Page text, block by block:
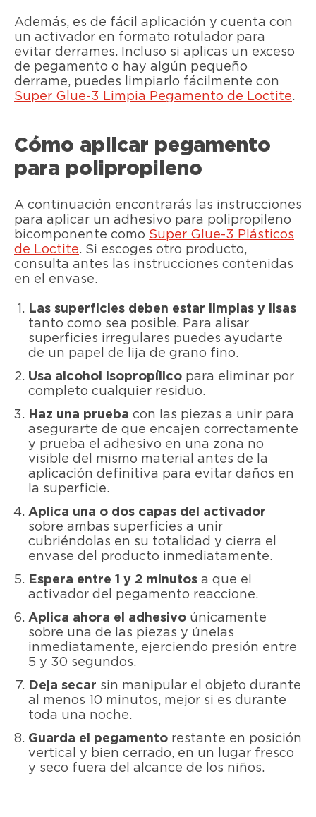
Además, es de fácil aplicación y cuenta con
un activador en formato rotulador para
evitar derrames. Incluso si aplicas un exceso
de pegamento o hay algún pequeño
derrame, puedes limpiarlo fácilmente con
Super Glue-3 Limpia Pegamento de Loctite.
Cómo aplicar pegamento
para polipropileno
A continuación encontrarás las instrucciones
para aplicar un adhesivo para polipropileno
bicomponente como Super Glue-3 Plásticos
de Loctite. Si escoges otro producto,
consulta antes las instrucciones contenidas
en el envase.
Las superficies deben estar limpias y lisas
tanto como sea posible. Para alisar
superficies irregulares puedes ayudarte
de un papel de lija de grano fino.
Usa alcohol isopropílico para eliminar por
completo cualquier residuo.
Haz una prueba con las piezas a unir para
asegurarte de que encajen correctamente
y prueba el adhesivo en una zona no
visible del mismo material antes de la
aplicación definitiva para evitar daños en
la superficie.
Aplica una o dos capas del activador
sobre ambas superficies a unir
cubriéndolas en su totalidad y cierra el
envase del producto inmediatamente.
Espera entre 1 y 2 minutos a que el
activador del pegamento reaccione.
Aplica ahora el adhesivo únicamente
sobre una de las piezas y únelas
inmediatamente, ejerciendo presión entre
5 y 30 segundos.
Deja secar sin manipular el objeto durante
al menos 10 minutos, mejor si es durante
toda una noche.
Guarda el pegamento restante en posición
vertical y bien cerrado, en un lugar fresco
y seco fuera del alcance de los niños.